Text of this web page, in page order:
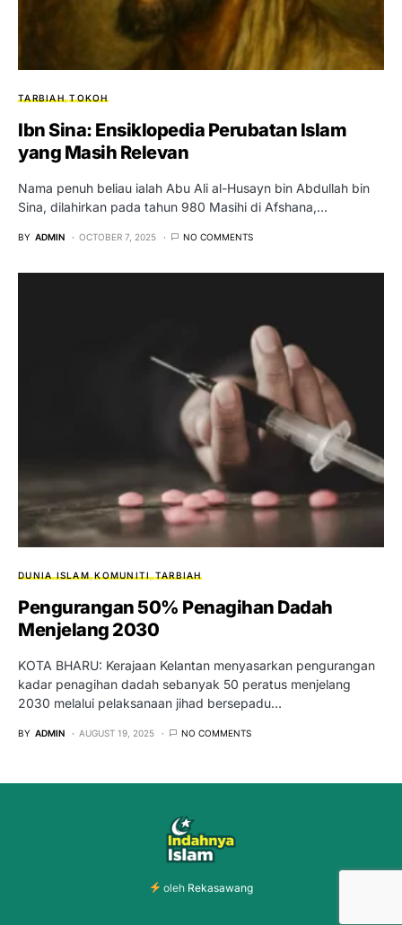
TARBIAH TOKOH
Ibn Sina: Ensiklopedia Perubatan Islam
yang Masih Relevan
Nama penuh beliau ialah Abu Ali al-Husayn bin Abdullah bin
Sina, dilahirkan pada tahun 980 Masihi di Afshana,…
BY ADMIN OCTOBER 7, 2025 NO COMMENTS
DUNIA ISLAM KOMUNITI TARBIAH
Pengurangan 50% Penagihan Dadah
Menjelang 2030
KOTA BHARU: Kerajaan Kelantan menyasarkan pengurangan
kadar penagihan dadah sebanyak 50 peratus menjelang
2030 melalui pelaksanaan jihad bersepadu…
BY ADMIN AUGUST 19, 2025 NO COMMENTS
oleh Rekasawang